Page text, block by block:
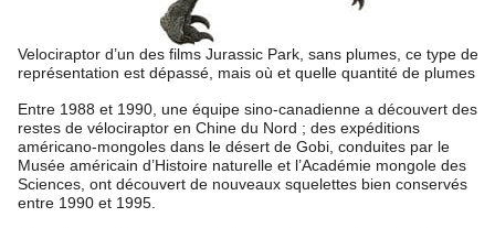
Velociraptor d’un des films Jurassic Park, sans plumes, ce type de
représentation est dépassé, mais où et quelle quantité de plumes
Entre 1988 et 1990, une équipe sino-canadienne a découvert des
restes de vélociraptor en Chine du Nord ; des expéditions
américano-mongoles dans le désert de Gobi, conduites par le
Musée américain d’Histoire naturelle et l’Académie mongole des
Sciences, ont découvert de nouveaux squelettes bien conservés
entre 1990 et 1995.